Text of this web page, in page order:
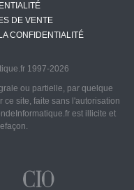
DE VENTE
CONFIDENTIALITÉ
1997-2026
ou partielle, par quelque
ce site, faite sans l'autorisation
est illicite et